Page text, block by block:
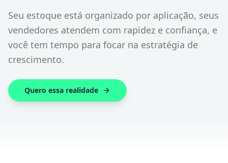
Seu estoque está organizado por aplicação, seus
vendedores atendem com rapidez e confiança, e
você tem tempo para focar na estratégia de
crescimento.
Quero essa realidade